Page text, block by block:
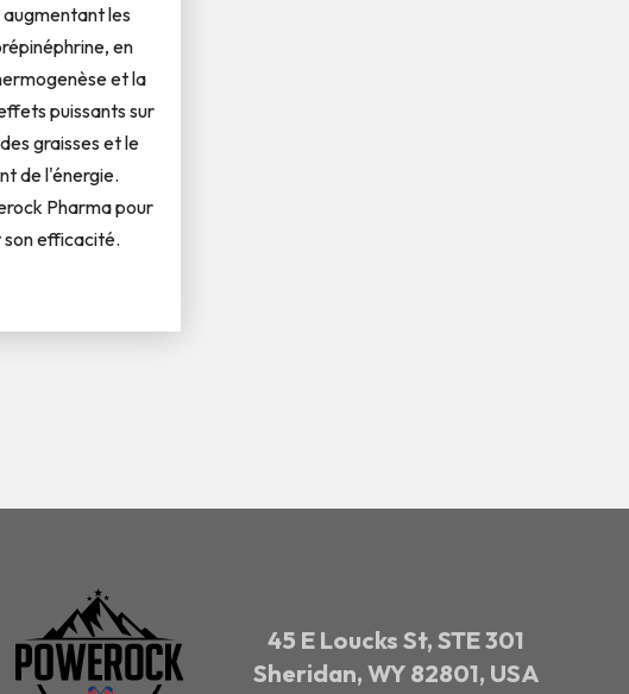
les
en
et la
puissants sur
graisses et le
de l'énergie.
Pharma pour
efficacité.
45 E Loucks St, STE 301
Sheridan, WY 82801, USA